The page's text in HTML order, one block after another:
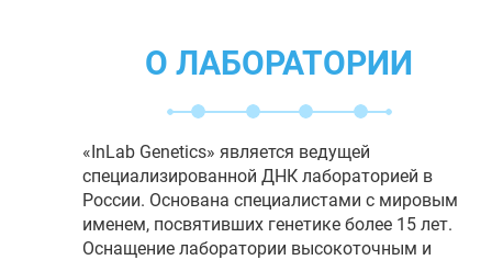
О ЛАБОРАТОРИИ
«InLab Genetics» является ведущей
специализированной ДНК лабораторией в
России. Основана специалистами с мировым
именем, посвятивших генетике более 15 лет.
Оснащение лаборатории высокоточным и